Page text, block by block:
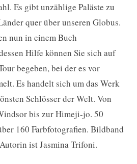
Es gibt unzählige Paläste zu
quer über unseren Globus.
nun in einem Buch
Hilfe können Sie sich auf
begeben, bei der es vor
Es handelt sich um das Werk
Schlösser der Welt. Von
bis zur Himeji-jo. 50
160 Farbfotografien. Bildband
ist Jasmina Trifoni.